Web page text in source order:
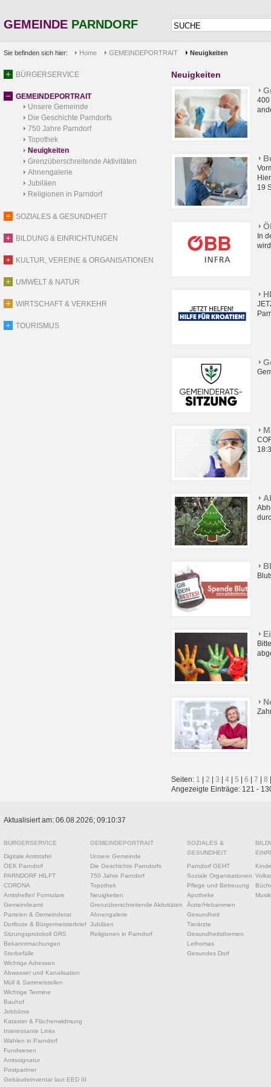
GEMEINDE PARNDORF
Sie befinden sich hier: Home GEMEINDEPORTRAIT Neuigkeiten
BÜRGERSERVICE
GEMEINDEPORTRAIT
Unsere Gemeinde
Die Geschichte Parndorfs
750 Jahre Parndorf
Topothek
Neuigkeiten
Grenzüberschreitende Aktivitäten
Ahnengalerie
Jubiläen
Religionen in Parndorf
SOZIALES & GESUNDHEIT
BILDUNG & EINRICHTUNGEN
KULTUR, VEREINE & ORGANISATIONEN
UMWELT & NATUR
WIRTSCHAFT & VERKEHR
TOURISMUS
Neuigkeiten
400
19
In
Seiten: 1 2 3 4 5 6 7 8
Angezeigte Einträge: 121 -
Aktualisiert am: 06.08.2026; 09:10:37
BÜRGERSERVICE
Digitale Amtstafel
ÖEK Parndorf
PARNDORF HILFT
CORONA
Amtshelfer/ Formulare
Gemeindeamt
Parteien & Gemeinderat
Dorfbote & Bürgermeisterbrief
Sitzungsprotokoll GRS
Bekanntmachungen
Sterbefälle
Wichtige Adressen
Abwasser und Kanalisation
Müll & Sammelstellen
Wichtige Termine
Bauhof
Jobbörse
Kataster & Flächenwidmung
Interessante Links
Wahlen in Parndorf
Fundwesen
Amtssignatur
Postpartner
Gebäudeinventar laut EED III
GEMEINDEPORTRAIT
Unsere Gemeinde
Die Geschichte Parndorfs
750 Jahre Parndorf
Topothek
Neuigkeiten
Grenzüberschreitende Aktivitäten
Ahnengalerie
Jubiläen
Religionen in Parndorf
SOZIALES &
GESUNDHEIT
Parndorf GEHT
Soziale Organisationen
Pflege und Betreuung
Apotheke
Ärzte/Hebammen
Gesundheit
Tierärzte
Gesundheitsthemen
Leihomas
Gesundes Dorf